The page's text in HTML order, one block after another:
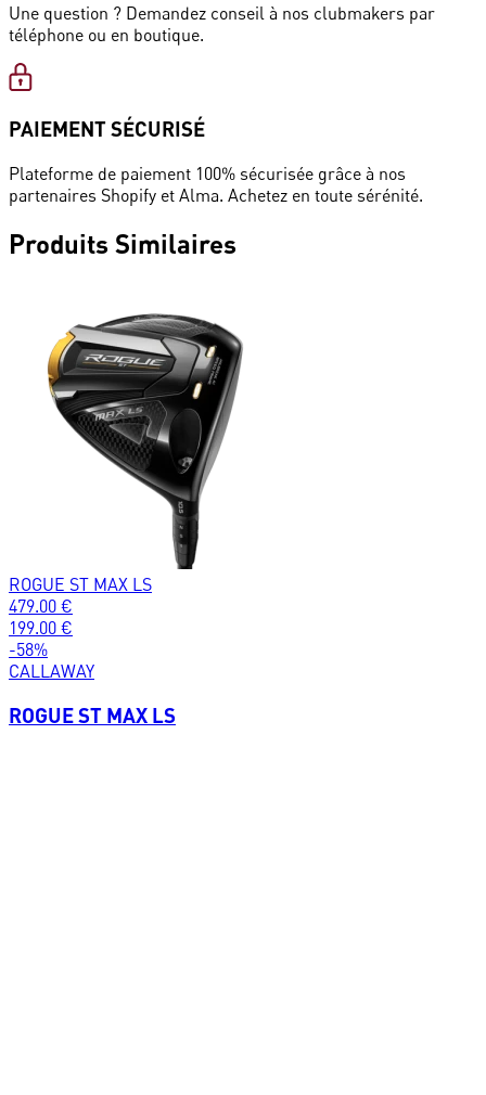
Une question ? Demandez conseil à nos clubmakers par
téléphone ou en boutique.
PAIEMENT SÉCURISÉ
Plateforme de paiement 100% sécurisée grâce à nos
partenaires Shopify et Alma. Achetez en toute sérénité.
Produits Similaires
ROGUE ST MAX LS
479.00 €
199.00 €
-58%
CALLAWAY
ROGUE ST MAX LS